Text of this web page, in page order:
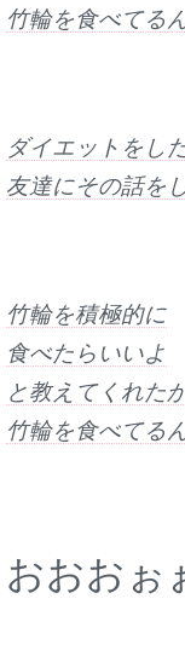
竹輪を食べてる
ダイエットをし
友達にその話を
竹輪を積極的に
食べたらいいよ
と教えてくれた
竹輪を食べてる
おおおぉ